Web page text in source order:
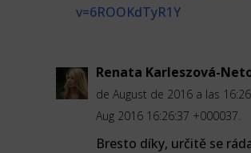
v=6ROOKdTyR1Y
Renata Karleszová-
de August de 2016 a las
Aug 2016 16:26:37 +000037.
Bresto díky, určitě se